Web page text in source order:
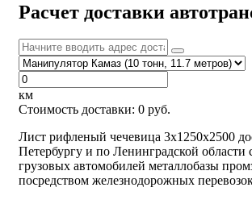
Расчет доставки
км
Стоимость доставки: 0 руб.
Лист рифленый чечевица 3х1250х2500
Петербургу и по Ленинградской
грузовых автомобилей металлобазы
посредством железнодорожных